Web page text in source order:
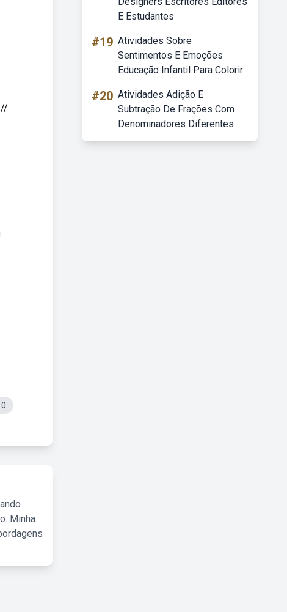
//
Minha
E Estudantes
#19 Atividades Sobre
Sentimentos E Emoções
Educação Infantil Para Colorir
#20 Atividades Adição E
Subtração De Frações Com
Denominadores Diferentes